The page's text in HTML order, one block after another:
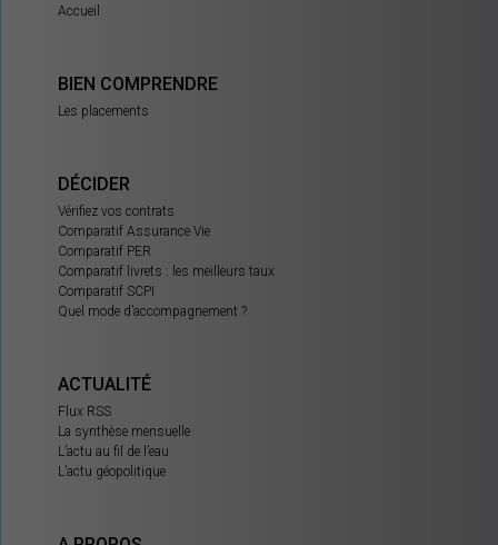
Accueil
BIEN COMPRENDRE
Les placements
DÉCIDER
Vérifiez vos contrats
Comparatif Assurance Vie
Comparatif PER
Comparatif livrets : les meilleurs taux
Comparatif SCPI
Quel mode d’accompagnement ?
ACTUALITÉ
Flux RSS
La synthèse mensuelle
L’actu au fil de l’eau
L’actu géopolitique